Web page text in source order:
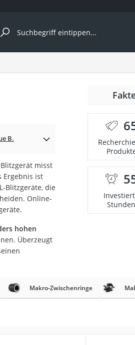
B.
misst
Ergebnis ist
Blitzgeräte, die
Online-
hohen
Überzeugt
Stunden
Makro-Zwischenringe